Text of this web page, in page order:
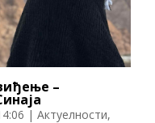
–
| Актуелности,